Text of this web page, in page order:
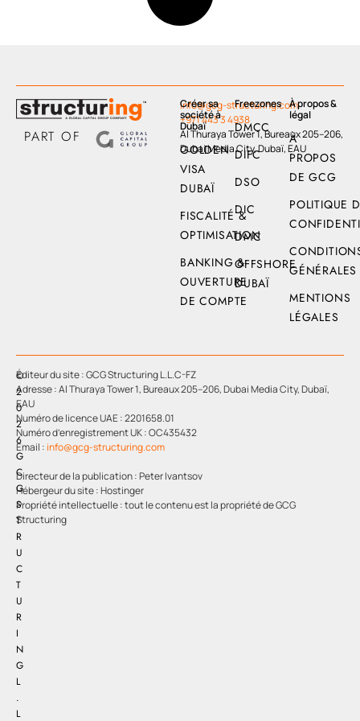
PART OF
info@gcg-structuring.com
+971 443 3 4938
Al Thuraya Tower 1, Bureaux 205–206,
Dubai Media City, Dubaï, EAU
Créer sa
société à
Dubaï
GOLDEN
VISA
DUBAÏ
FISCALITÉ &
OPTIMISATION
BANKING &
OUVERTURE
DE COMPTE
Freezones
DMCC
DIFC
DSO
DIC
DMC
OFFSHORE
DUBAÏ
À propos &
légal
À
PROPOS
DE GCG
POLITIQUE
GÉNÉRALES
MENTIONS
LÉGALES
Éditeur du site : GCG Structuring L.L.C-FZ
Adresse : Al Thuraya Tower 1, Bureaux 205–206, Dubai Media City, Dubaï,
EAU
Numéro de licence UAE : 2201658.01
Numéro d’enregistrement UK : OC435432
Email : info@gcg-structuring.com
Directeur de la publication : Peter Ivantsov
Hébergeur du site : Hostinger
Propriété intellectuelle : tout le contenu est la propriété de GCG
Structuring
©
2
0
2
6
G
C
G
S
T
R
U
C
T
U
R
I
N
G
L
.
L